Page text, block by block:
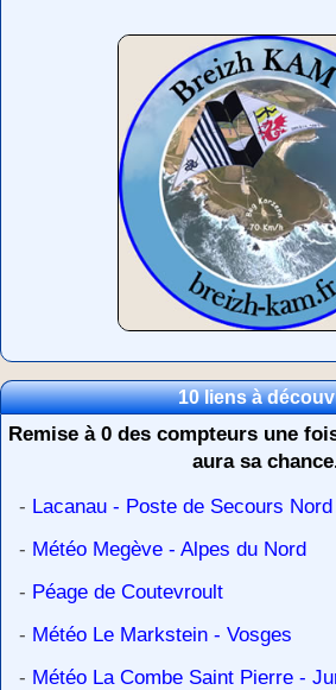
10 liens à
Remise à 0 des compteurs une
aura sa
- Lacanau - Poste de Secours Nord
- Météo Megève - Alpes du Nord
- Péage de Coutevroult
- Météo Le Markstein - Vosges
- Météo La Combe Saint Pierre -